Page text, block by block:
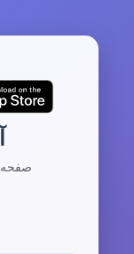
صفحه 1 از 343 | مجموع 3427 آرشیو